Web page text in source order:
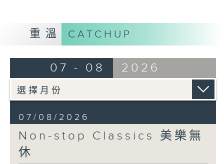
重溫 CATCHUP
07 - 08 2026
07/08/2026
Non-stop Classics 美樂無
休